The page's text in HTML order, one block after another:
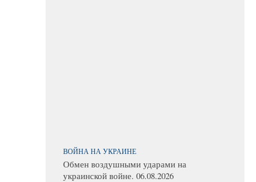
ВОЙНА НА УКРАИНЕ
Обмен воздушными ударами на
украинской войне. 06.08.2026